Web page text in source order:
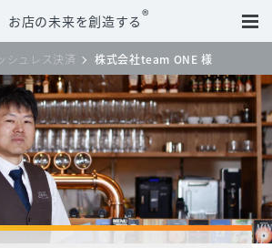
お店の未来を創造する®
シュレス決済 株式会社team ONE 様